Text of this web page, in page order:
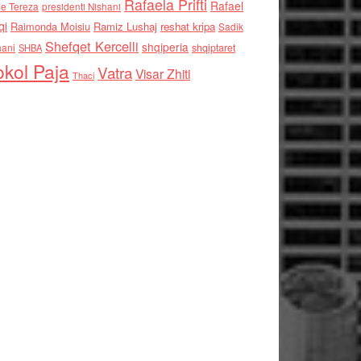
Tereza presidenti Nishani Rafaela Prifti Rafael
Raimonda Moisiu Ramiz Lushaj reshat kripa Sadik
SHBA Shefqet Kercelli shqiperia shqiptaret
Paja Thaci VatraVisar Zhiti